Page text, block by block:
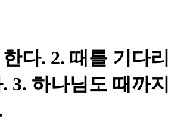
다. 2. 때를 기다리
3. 하나님도 때까지